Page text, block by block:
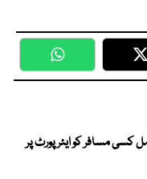
WhatsApp
مسافر کو ایئرپورٹ پر